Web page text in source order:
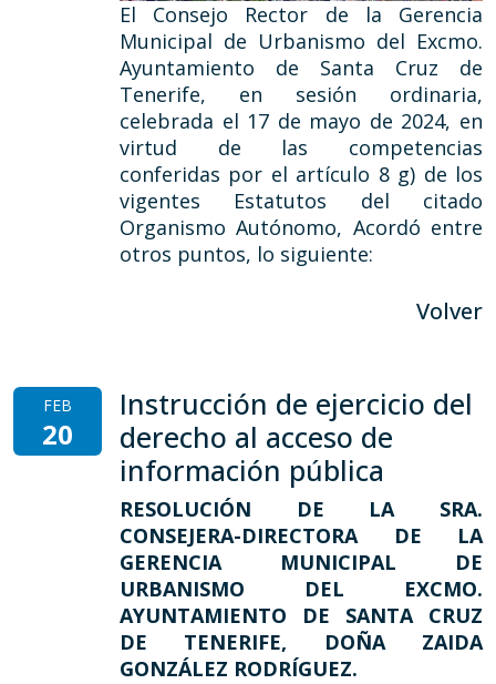
El Consejo Rector de la Gerencia
Municipal de Urbanismo del Excmo.
Ayuntamiento de Santa Cruz de
Tenerife, en sesión ordinaria,
celebrada el 17 de mayo de 2024, en
virtud de las competencias
conferidas por el artículo 8 g) de los
vigentes Estatutos del citado
Organismo Autónomo, Acordó entre
otros puntos, lo siguiente:
Volver
FEB
20
Instrucción de ejercicio del
derecho al acceso de
información pública
RESOLUCIÓN DE LA SRA.
CONSEJERA-DIRECTORA DE LA
GERENCIA MUNICIPAL DE
URBANISMO DEL EXCMO.
AYUNTAMIENTO DE SANTA CRUZ
DE TENERIFE, DOÑA ZAIDA
GONZÁLEZ RODRÍGUEZ.